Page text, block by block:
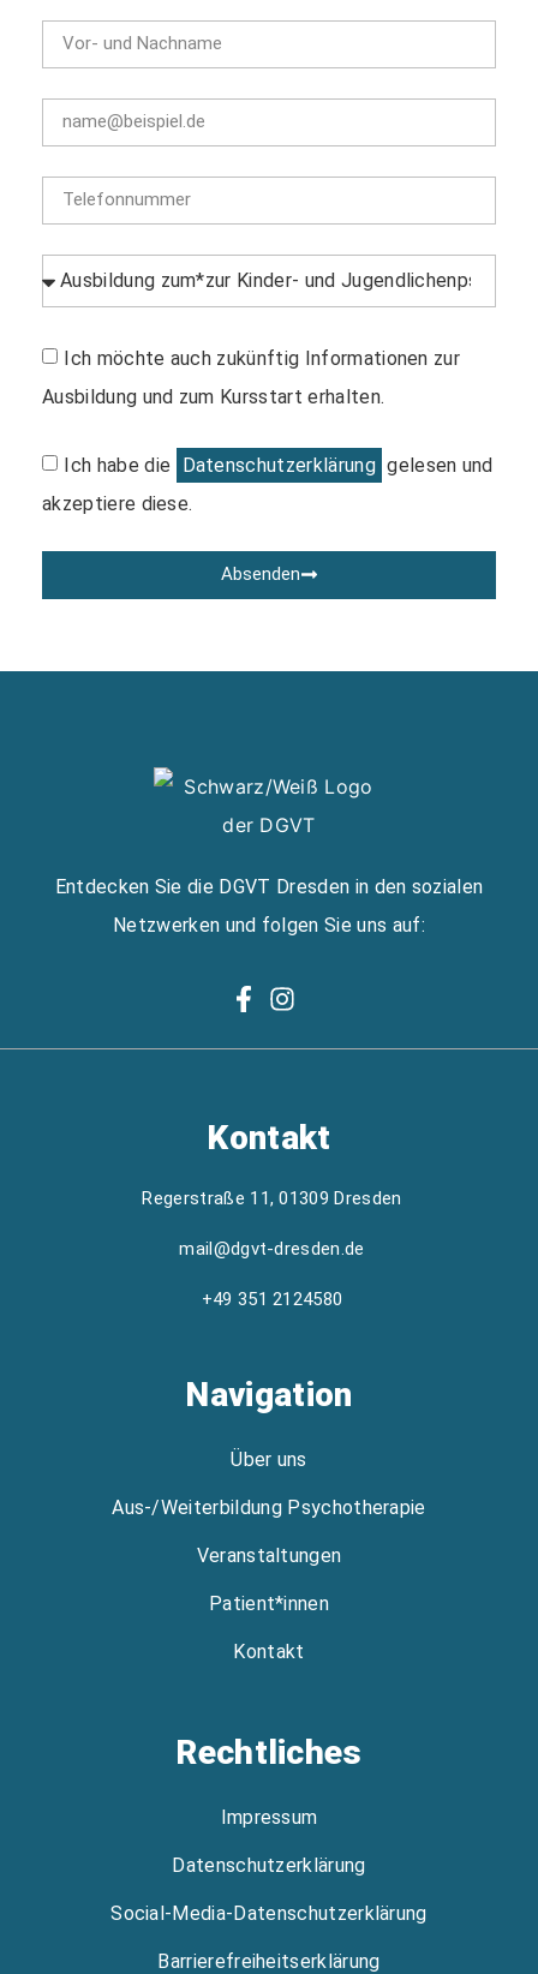
Ich möchte auch zukünftig Informationen zur
Ausbildung und zum Kursstart erhalten.
Ich habe die Datenschutzerklärung gelesen und
akzeptiere diese.
Absenden
Entdecken Sie die DGVT Dresden in den sozialen
Netzwerken und folgen Sie uns auf:
Kontakt
Regerstraße 11, 01309 Dresden
mail@dgvt-dresden.de
+49 351 2124580
Navigation
Über uns
Aus-/Weiterbildung Psychotherapie
Veranstaltungen
Patient*innen
Kontakt
Rechtliches
Impressum
Datenschutzerklärung
Social-Media-Datenschutzerklärung
Barrierefreiheitserklärung